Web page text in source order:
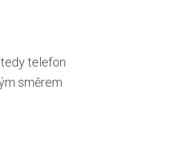
telefon
směrem